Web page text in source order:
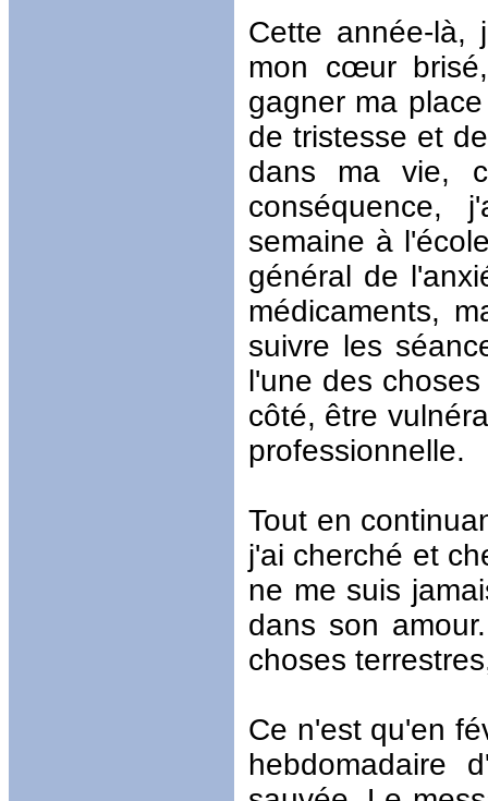
Cette année-là,
mon cœur
gagner ma
de tristesse et
dans ma vie,
conséquence,
semaine à
général de
médicaments,
suivre les
l'une des
côté, être
professionnelle.
Tout en
j'ai cherché et
ne me suis
dans son
choses
Ce n'est qu'en
hebdomadaire